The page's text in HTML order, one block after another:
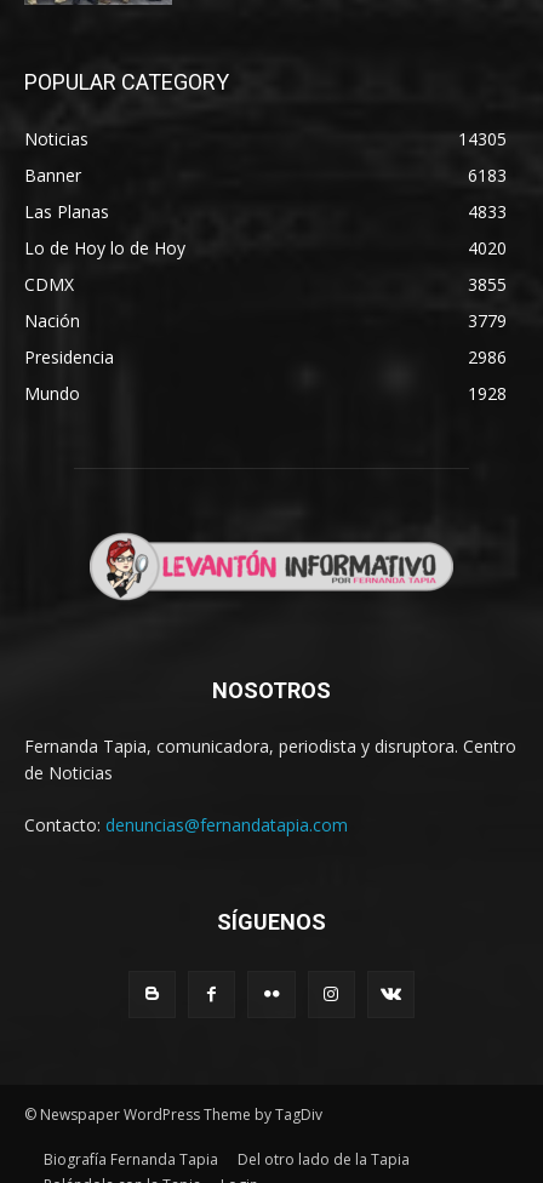
POPULAR CATEGORY
Noticias
14305
Banner
6183
Las Planas
4833
Lo de Hoy lo de Hoy
4020
CDMX
3855
Nación
3779
Presidencia
2986
Mundo
1928
NOSOTROS
Fernanda Tapia, comunicadora, periodista y disruptora. Centro
de Noticias
Contacto: denuncias@fernandatapia.com
SÍGUENOS
© Newspaper WordPress Theme by TagDiv
Biografía Fernanda Tapia
Del otro lado de la Tapia